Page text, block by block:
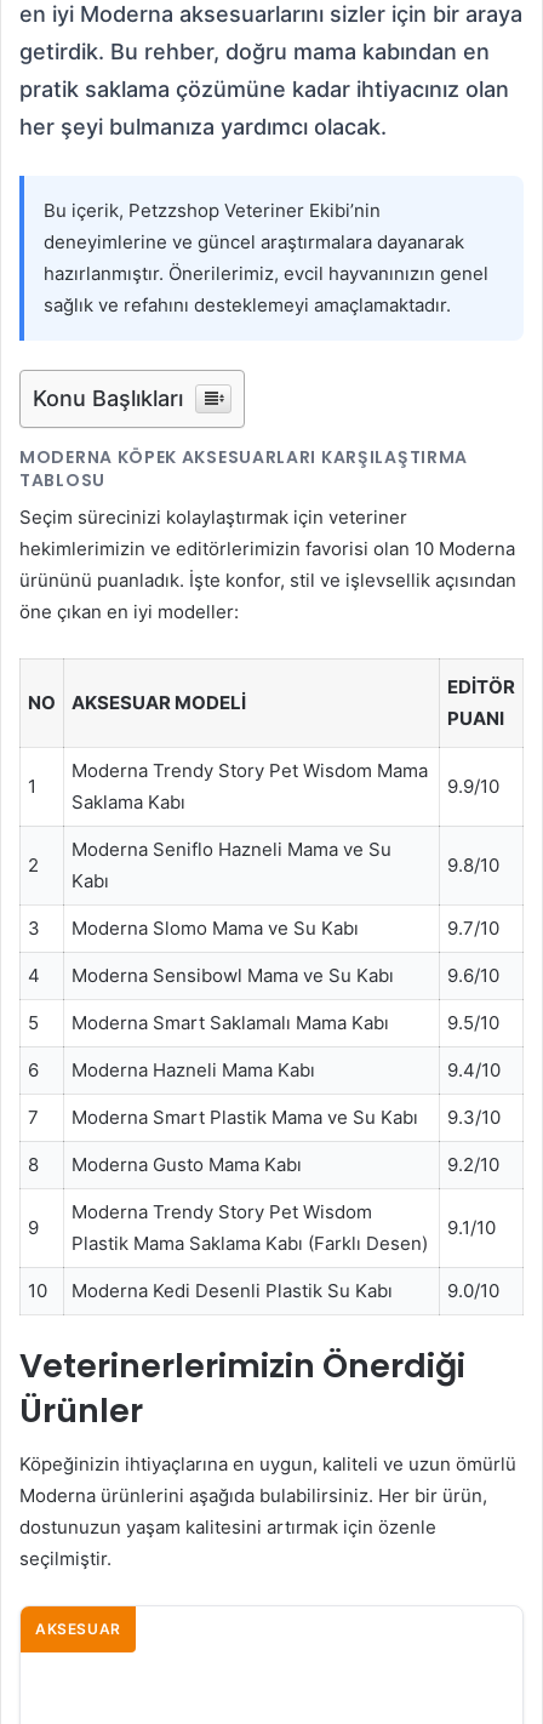
en iyi Moderna aksesuarlarını sizler için bir araya
getirdik. Bu rehber, doğru mama kabından en
pratik saklama çözümüne kadar ihtiyacınız olan
her şeyi bulmanıza yardımcı olacak.
Bu içerik, Petzzshop Veteriner Ekibi’nin
deneyimlerine ve güncel araştırmalara dayanarak
hazırlanmıştır. Önerilerimiz, evcil hayvanınızın genel
sağlık ve refahını desteklemeyi amaçlamaktadır.
Konu Başlıkları
MODERNA KÖPEK AKSESUARLARI KARŞILAŞTIRMA
TABLOSU
Seçim sürecinizi kolaylaştırmak için veteriner
hekimlerimizin ve editörlerimizin favorisi olan 10 Moderna
ürününü puanladık. İşte konfor, stil ve işlevsellik açısından
öne çıkan en iyi modeller:
NO AKSESUAR MODELI
EDITÖR
PUANI
1
Moderna Trendy Story Pet Wisdom Mama
Saklama Kabı
9.9/10
2
Moderna Seniflo Hazneli Mama ve Su
Kabı
9.8/10
3 Moderna Slomo Mama ve Su Kabı 9.7/10
4 Moderna Sensibowl Mama ve Su Kabı 9.6/10
5 Moderna Smart Saklamalı Mama Kabı 9.5/10
6 Moderna Hazneli Mama Kabı 9.4/10
7 Moderna Smart Plastik Mama ve Su Kabı 9.3/10
8 Moderna Gusto Mama Kabı 9.2/10
9
Moderna Trendy Story Pet Wisdom
Plastik Mama Saklama Kabı (Farklı Desen)
9.1/10
10 Moderna Kedi Desenli Plastik Su Kabı 9.0/10
Veterinerlerimizin Önerdiği
Ürünler
Köpeğinizin ihtiyaçlarına en uygun, kaliteli ve uzun ömürlü
Moderna ürünlerini aşağıda bulabilirsiniz. Her bir ürün,
dostunuzun yaşam kalitesini artırmak için özenle
seçilmiştir.
AKSESUAR